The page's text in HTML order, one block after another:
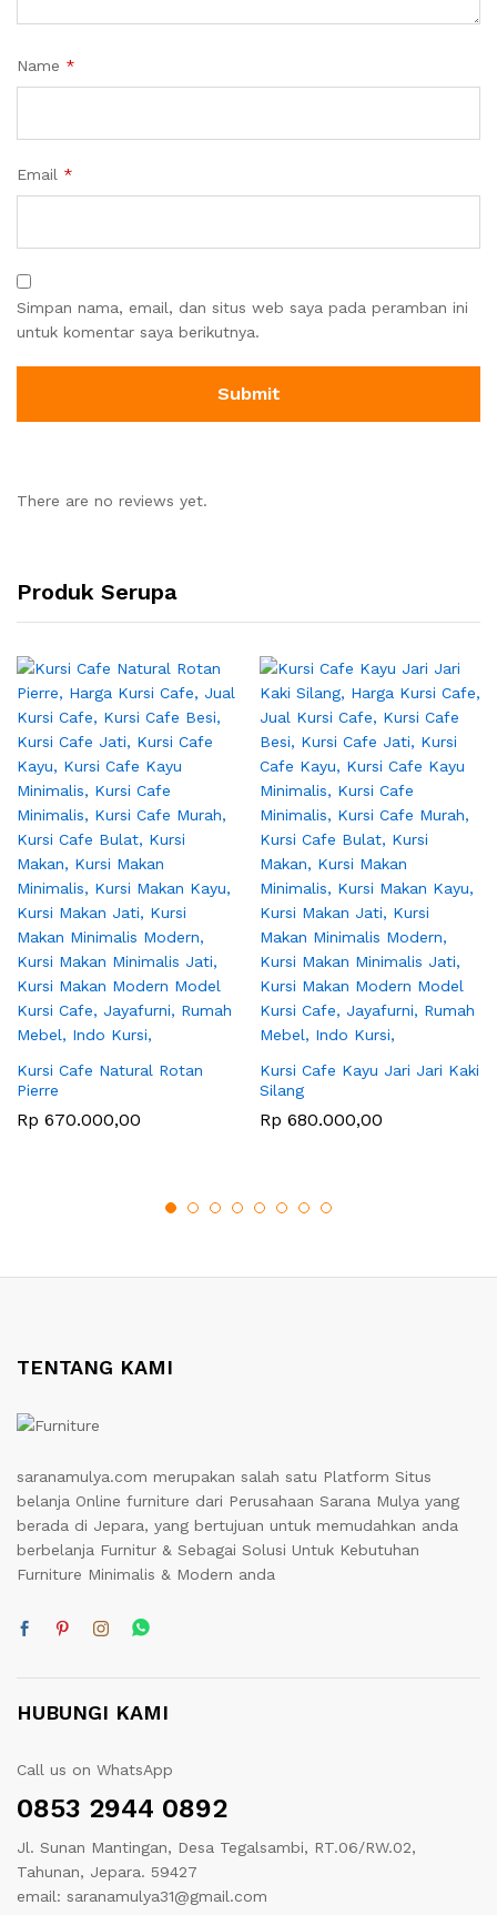
Name *
Email *
Simpan nama, email, dan situs web saya pada peramban ini
untuk komentar saya berikutnya.
There are no reviews yet.
Produk Serupa
Kursi Cafe Natural Rotan
Pierre
Rp 670.000,00
Kursi Cafe Kayu Jari Jari Kaki
Silang
Rp 680.000,00
TENTANG KAMI
saranamulya.com merupakan salah satu Platform Situs
belanja Online furniture dari Perusahaan Sarana Mulya yang
berada di Jepara, yang bertujuan untuk memudahkan anda
berbelanja Furnitur & Sebagai Solusi Untuk Kebutuhan
Furniture Minimalis & Modern anda
HUBUNGI KAMI
Call us on WhatsApp
0853 2944 0892
Jl. Sunan Mantingan, Desa Tegalsambi, RT.06/RW.02,
Tahunan, Jepara. 59427
email: saranamulya31@gmail.com